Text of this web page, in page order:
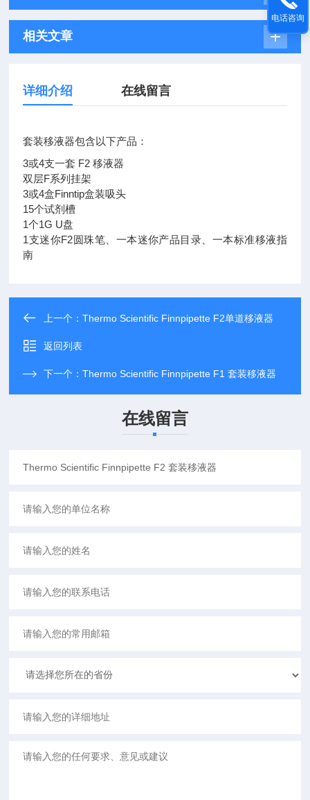
相关文章
详细介绍 在线留言
套装移液器包含以下产品：
3或4支一套 F2移液器
双层F系列挂架
3或4盒Finntip盒装吸头
15个试剂槽
1个1G U盘
1支迷你F2圆珠笔、一本迷你产品目录、一本标准移液指
南
上一个：Thermo Scientific Finnpipette F2单道移液器
返回列表
下一个：Thermo Scientific Finnpipette F1 套装移液器
在线留言
电话咨询